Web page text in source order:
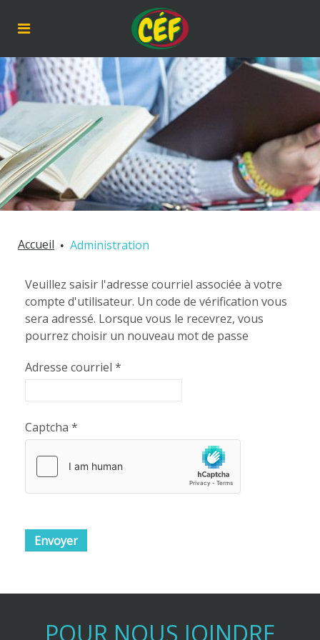
Accueil Administration
Veuillez saisir l'adresse courriel associée à votre
compte d'utilisateur. Un code de vérification vous
sera adressé. Lorsque vous le recevrez, vous
pourrez choisir un nouveau mot de passe
Adresse courriel *
Captcha *
Envoyer
POUR NOUS JOINDRE